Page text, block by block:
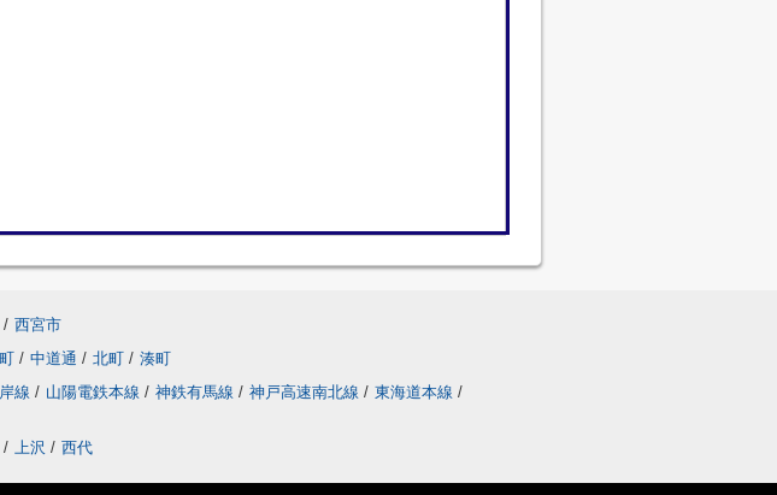
/ 西宮市
/ 中道通 / 北町 / 湊町
線 / 山陽電鉄本線 / 神鉄有馬線 / 神戸高速南北線 / 東海道本線 /
/ 上沢 / 西代